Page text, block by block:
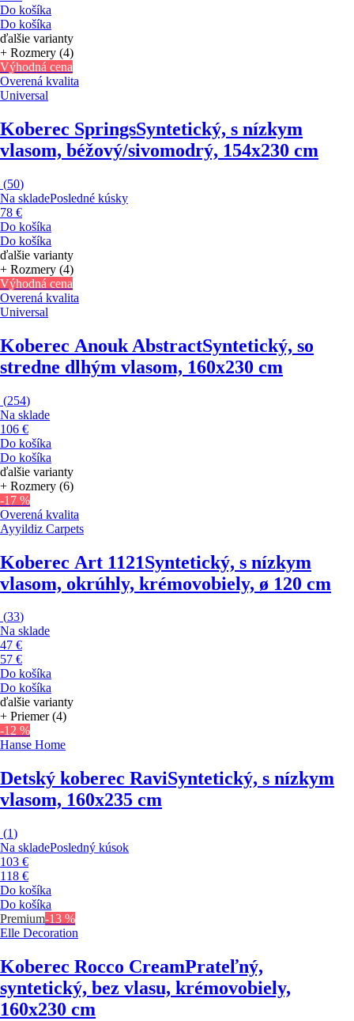
Do košíka
Do košíka
ďalšie varianty
+ Rozmery (4)
Výhodná cena
Overená kvalita
Universal
Koberec SpringsSyntetický, s nízkym
vlasom, béžový/sivomodrý, 154x230 cm
(50)
Na skladePosledné kúsky
78 €
Do košíka
Do košíka
ďalšie varianty
+ Rozmery (4)
Výhodná cena
Overená kvalita
Universal
Koberec Anouk AbstractSyntetický, so
stredne dlhým vlasom, 160x230 cm
(254)
Na sklade
106 €
Do košíka
Do košíka
ďalšie varianty
+ Rozmery (6)
-17 %
Overená kvalita
Ayyildiz Carpets
Koberec Art 1121Syntetický, s nízkym
vlasom, okrúhly, krémovobiely, ø 120 cm
(33)
Na sklade
47 €
57 €
Do košíka
Do košíka
ďalšie varianty
+ Priemer (4)
-12 %
Hanse Home
Detský koberec RaviSyntetický, s nízkym
vlasom, 160x235 cm
(1)
Na skladePosledný kúsok
103 €
118 €
Do košíka
Do košíka
Premium-13 %
Elle Decoration
Koberec Rocco CreamPrateľný,
syntetický, bez vlasu, krémovobiely,
160x230 cm